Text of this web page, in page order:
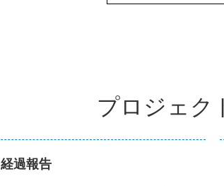
プロジェク
経過報告